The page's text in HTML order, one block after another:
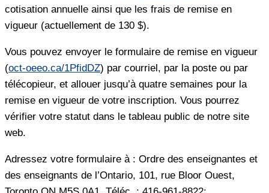
cotisation annuelle ainsi que les frais de remise en
vigueur (actuellement de 130 $).
Vous pouvez envoyer le formulaire de remise en vigueur
(oct-oeeo.ca/1PfidDZ) par courriel, par la poste ou par
télécopieur, et allouer jusqu’à quatre semaines pour la
remise en vigueur de votre inscription. Vous pourrez
vérifier votre statut dans le tableau public de notre site
web.
Adressez votre formulaire à : Ordre des enseignantes et
des enseignants de l’Ontario, 101, rue Bloor Ouest,